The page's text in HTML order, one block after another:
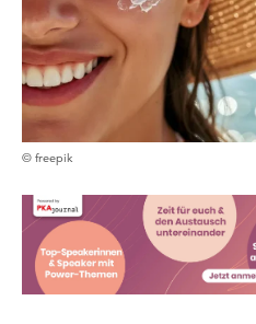
© freepik